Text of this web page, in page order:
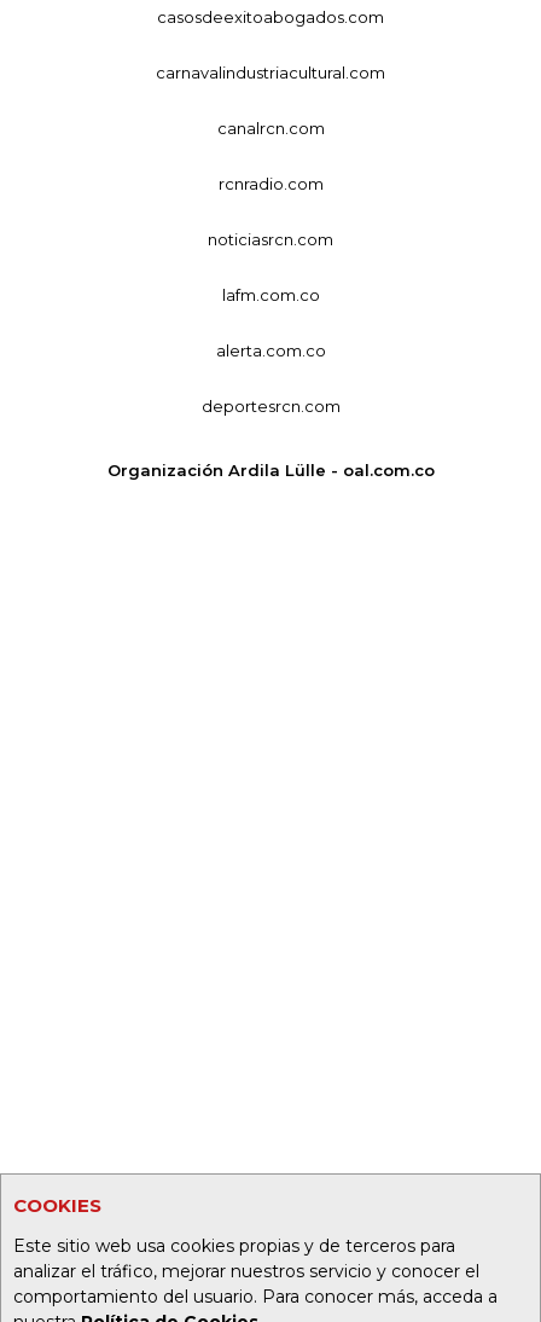
COOKIES
Este sitio web usa cookies propias y de terceros para
analizar el tráfico, mejorar nuestros servicio y conocer el
comportamiento del usuario. Para conocer más, acceda a
casosdeexitoabogados.com
carnavalindustriacultural.com
canalrcn.com
rcnradio.com
noticiasrcn.com
lafm.com.co
alerta.com.co
deportesrcn.com
Organización Ardila Lülle - oal.com.co